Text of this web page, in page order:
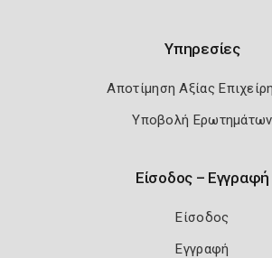
Υπηρεσίες
Αποτίμηση Αξίας
Υποβολή Ερωτημάτων
Είσοδος – Εγγραφή
Είσοδος
Εγγραφή